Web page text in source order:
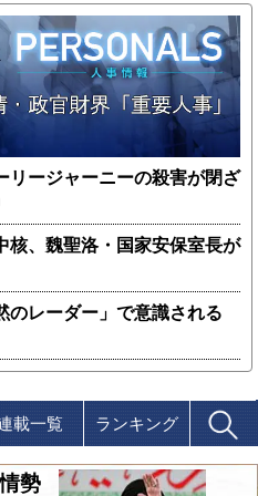
リージャーニーの殺害が閉ざ
核、魏聖洛・国家安保室長が
のレーダー」で意識される
載一覧 ランキング
勢